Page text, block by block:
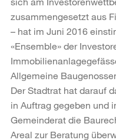
zusammengesetzt aus
– hat im Juni 2016
«Ensemble» der
Allgemeine
Der Stadtrat hat darauf
in Auftrag gegeben und
Gemeinderat die
Areal zur Beratung